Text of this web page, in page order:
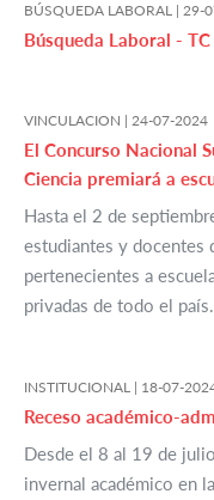
BÚSQUEDA LABORAL | 29-
Búsqueda Laboral -
VINCULACION | 24-07-2024
El Concurso Nacional
Ciencia premiará a
Hasta el 2 de
estudiantes y docentes
pertenecientes a
privadas de todo el país.
INSTITUCIONAL | 18-07-
Receso académico-
Desde el 8 al 19 de
invernal académico en